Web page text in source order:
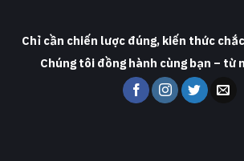
Chỉ cần chiến lược đúng, kiến thức
Chúng tôi đồng hành cùng bạn – từ